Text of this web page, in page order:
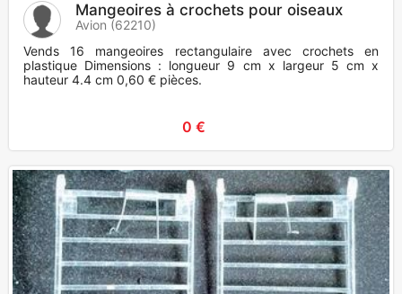
Mangeoires à crochets pour oiseaux
Avion (62210)
Vends 16 mangeoires rectangulaire avec crochets en
plastique Dimensions : longueur 9 cm x largeur 5 cm x
hauteur 4.4 cm 0,60 € pièces.
0 €